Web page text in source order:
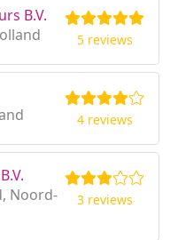
B.V.
5 reviews
4 reviews
Noord-
3 reviews